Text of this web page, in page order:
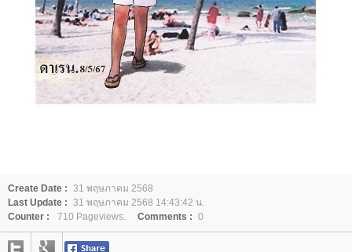
Create Date : 31 พฤษภาคม 2568
Last Update : 31 พฤษภาคม 2568 14:43:42 น.
Counter :
710 Pageviews. Comments : 0